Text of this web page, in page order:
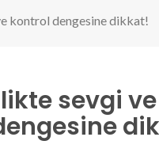
kontrol dengesine dikkat!
sevgi ve